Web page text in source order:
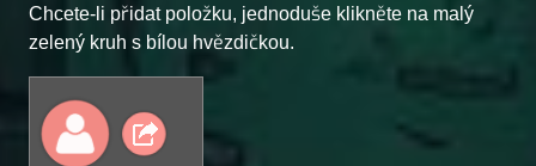
Chcete-li přidat položku, jednoduše klikněte na malý
zelený kruh s bílou hvězdičkou.